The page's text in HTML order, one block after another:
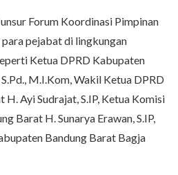
Forum Koordinasi Pimpinan
pejabat di lingkungan
Ketua DPRD Kabupaten
M.I.Kom, Wakil Ketua DPRD
Ayi Sudrajat, S.IP, Ketua Komisi
Barat H. Sunarya Erawan, S.IP,
Bandung Barat Bagja